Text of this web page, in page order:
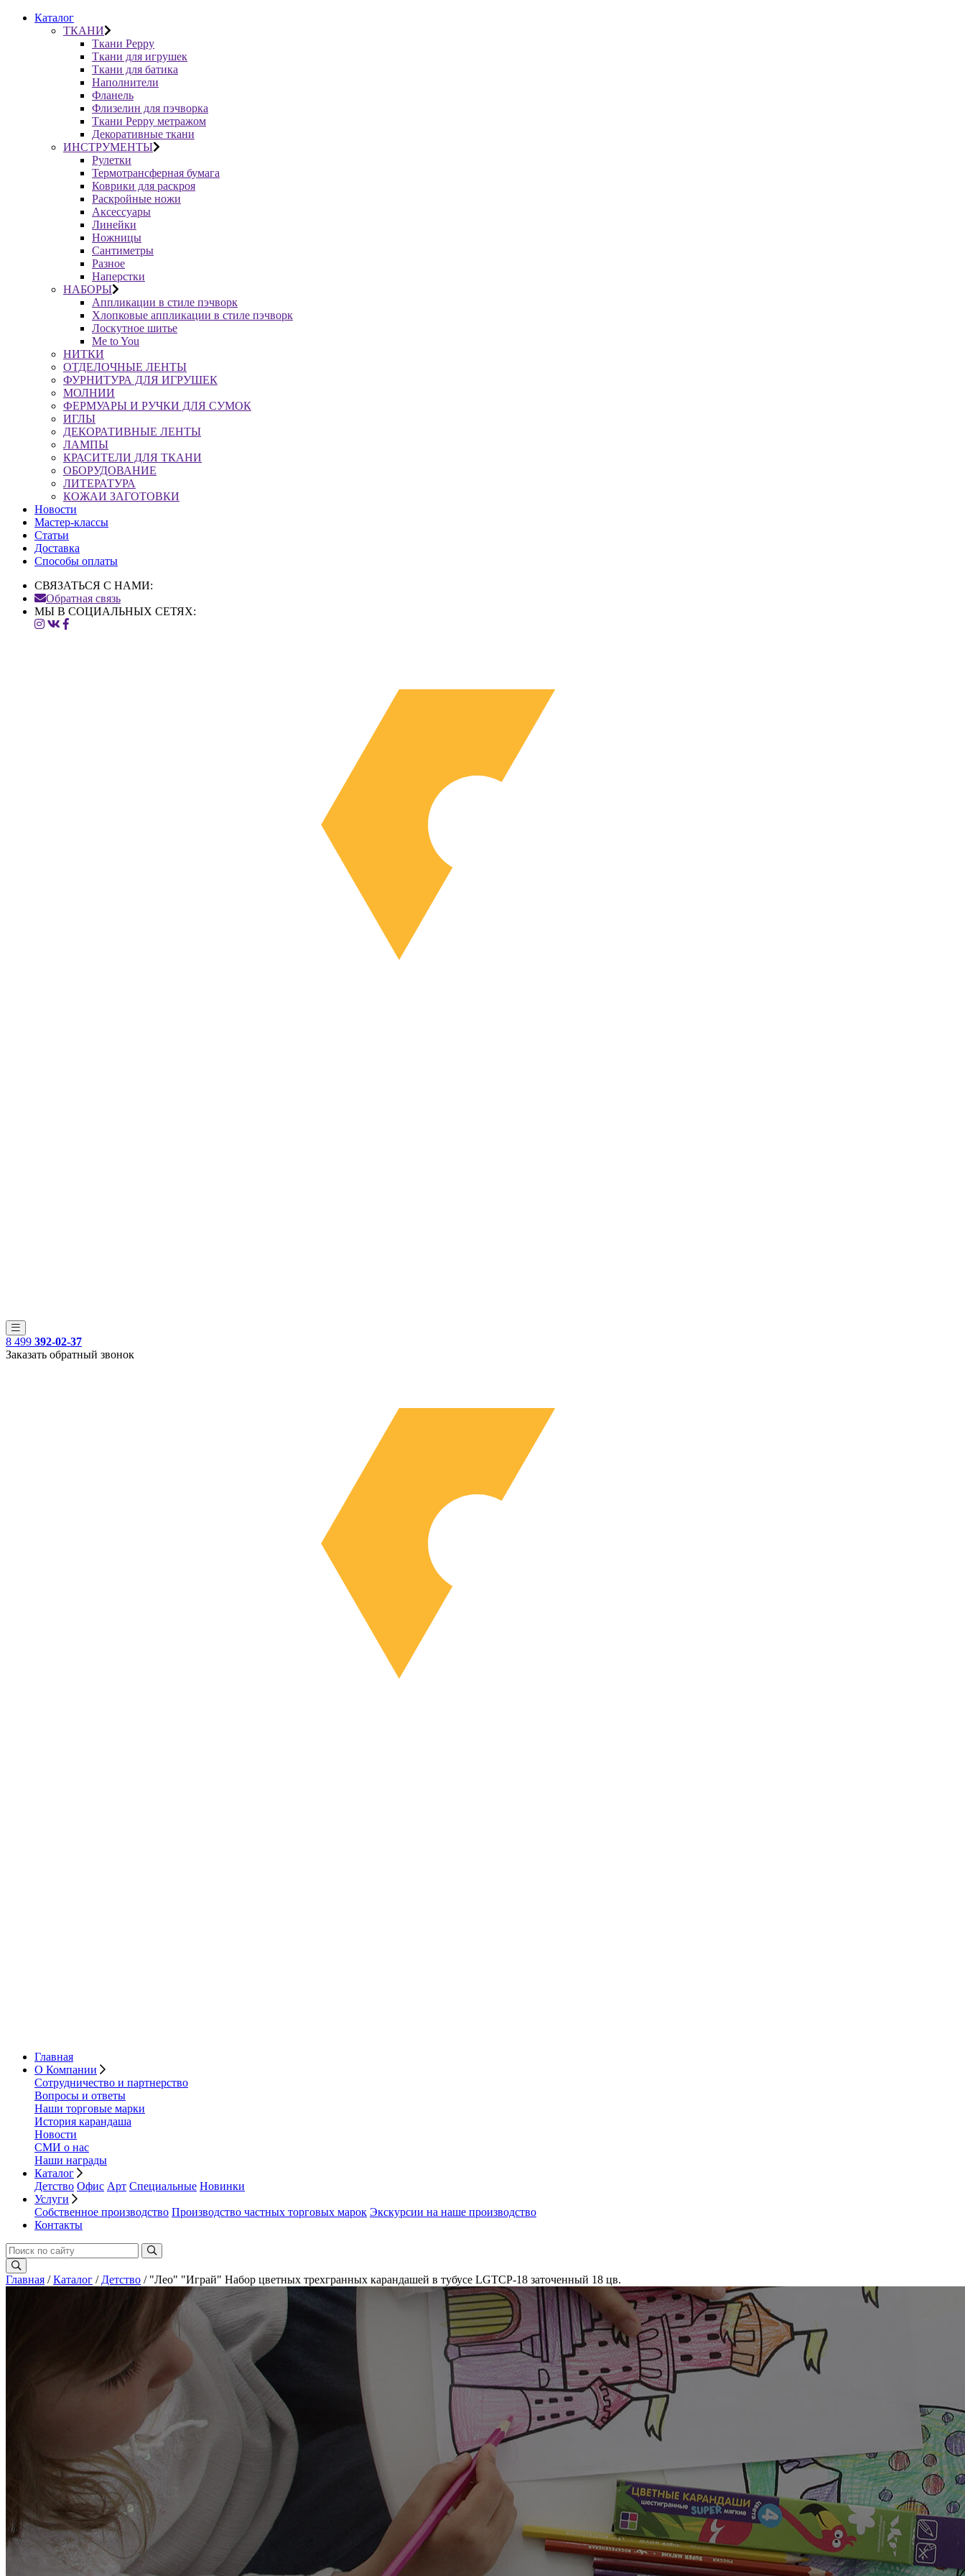
Каталог
ТКАНИ
Ткани Peppy
Ткани для игрушек
Ткани для батика
Наполнители
Фланель
Флизелин для пэчворка
Ткани Peppy метражом
Декоративные ткани
ИНСТРУМЕНТЫ
Рулетки
Термотрансферная бумага
Коврики для раскроя
Раскройные ножи
Аксессуары
Линейки
Ножницы
Сантиметры
Разное
Наперстки
НАБОРЫ
Аппликации в стиле пэчворк
Хлопковые аппликации в стиле пэчворк
Лоскутное шитье
Me to You
НИТКИ
ОТДЕЛОЧНЫЕ ЛЕНТЫ
ФУРНИТУРА ДЛЯ ИГРУШЕК
МОЛНИИ
ФЕРМУАРЫ И РУЧКИ ДЛЯ СУМОК
ИГЛЫ
ДЕКОРАТИВНЫЕ ЛЕНТЫ
ЛАМПЫ
КРАСИТЕЛИ ДЛЯ ТКАНИ
ОБОРУДОВАНИЕ
ЛИТЕРАТУРА
КОЖАИ ЗАГОТОВКИ
Новости
Мастер-классы
Статьи
Доставка
Способы оплаты
СВЯЗАТЬСЯ С НАМИ:
Обратная связь
МЫ В СОЦИАЛЬНЫХ СЕТЯХ:
8 499 392-02-37
Заказать обратный звонок
Главная
О Компании
Сотрудничество и партнерство
Вопросы и ответы
Наши торговые марки
История карандаша
Новости
СМИ о нас
Наши награды
Каталог
Детство Офис Арт Специальные Новинки
Услуги
Собственное производство Производство частных торговых марок Экскурсии на наше производство
Контакты
Главная /Каталог / Детство / "Лео" "Играй" Набор цветных трехгранных карандашей в тубусе LGTCP-18 заточенный 18 цв.